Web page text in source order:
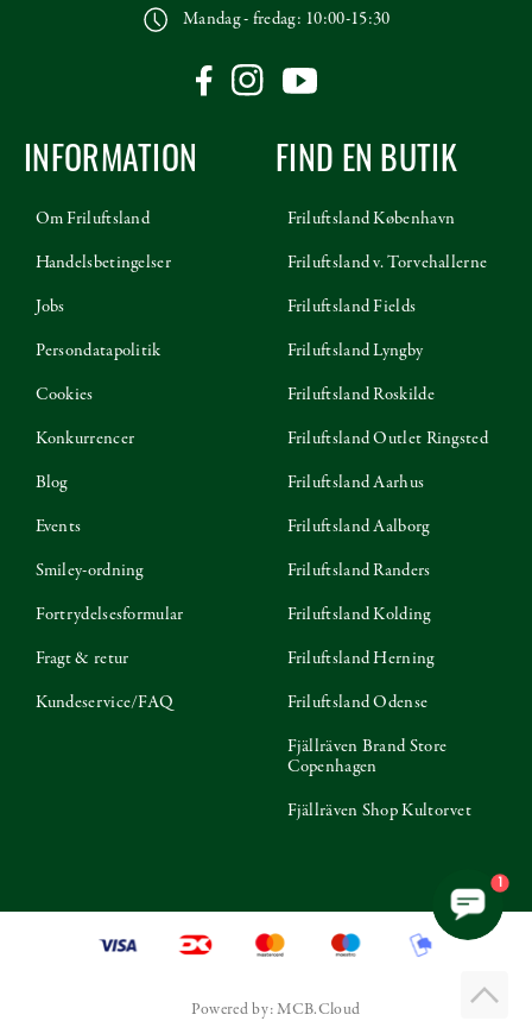
Mandag - fredag: 10:00-15:30
INFORMATION
Om Friluftsland
Handelsbetingelser
Jobs
Persondatapolitik
Cookies
Konkurrencer
Blog
Events
Smiley-ordning
Fortrydelsesformular
Fragt & retur
Kundeservice/FAQ
FIND EN BUTIK
Friluftsland København
Friluftsland v. Torvehallerne
Friluftsland Fields
Friluftsland Lyngby
Friluftsland Roskilde
Friluftsland Outlet Ringsted
Friluftsland Aarhus
Friluftsland Aalborg
Friluftsland Randers
Friluftsland Kolding
Friluftsland Herning
Friluftsland Odense
Fjällräven Brand Store
Copenhagen
Fjällräven Shop Kultorvet
Powered by: MCB.Cloud
1